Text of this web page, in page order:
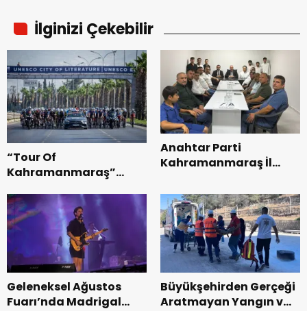
İlginizi Çekebilir
“Tour Of
Kahramanmaraş”
Bisikleti Turnuvası
Tamamlandı.
Anahtar Parti
Kahramanmaraş İl
Teşkilatı ile buluştu.
Geleneksel Ağustos
Fuarı’nda Madrigal
Büyükşehirden Gerçeği
Aratmayan Yangın ve